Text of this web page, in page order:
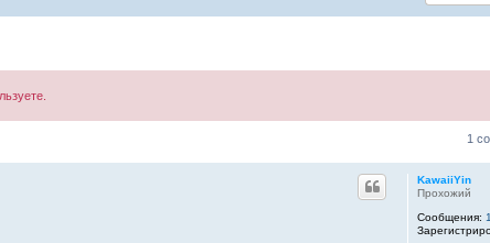
1
KawaiiYin
Прохожий
Сообщения: 1